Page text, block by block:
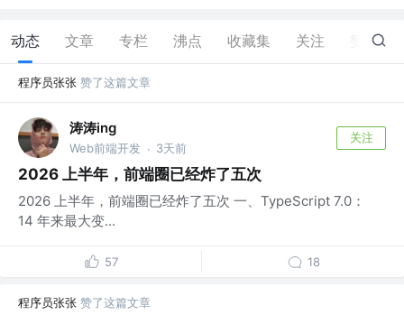
动态 文章 专栏 沸点 收藏集 关注 78
程序员张张 赞了这篇文章
涛涛ing
Web前端开发 · 3天前
关注
2026 上半年，前端圈已经炸了五次
2026 上半年，前端圈已经炸了五次 一、TypeScript 7.0：
14 年来最大变...
57 18
程序员张张 赞了这篇文章